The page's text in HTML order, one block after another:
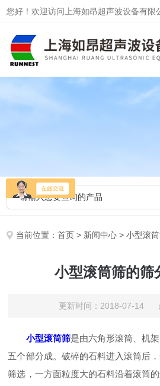
您好！欢迎访问上海如昂超声波设备有限
当前位置：首页 > 新闻中心 > 小型滚
小型滚筒筛的筛
更新时间：2018-07-14
小型滚筒筛是由六角形滚筒、机
五个部分成。破碎的石料进入滚筒后
筛选，一方面粒度大的石料沿着滚筒